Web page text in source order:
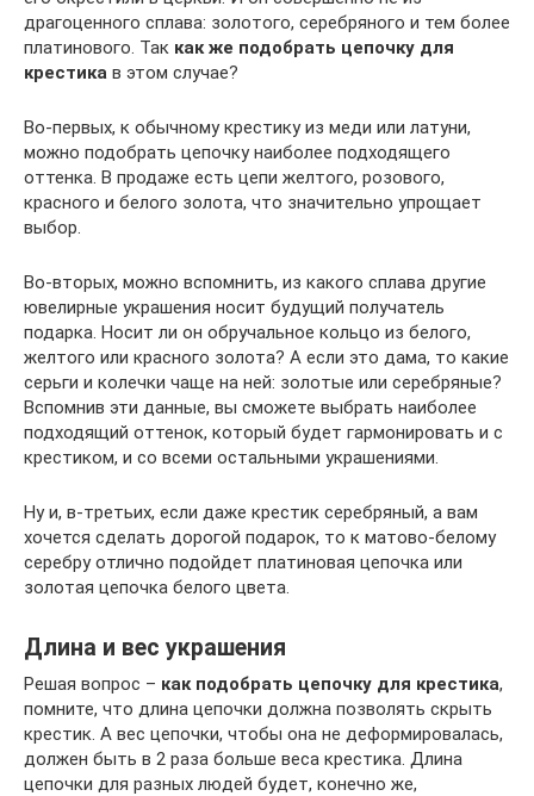
драгоценного сплава: золотого, серебряного и тем более
платинового. Так как же подобрать цепочку для
крестика в этом случае?
Во-первых, к обычному крестику из меди или латуни,
можно подобрать цепочку наиболее подходящего
оттенка. В продаже есть цепи желтого, розового,
красного и белого золота, что значительно упрощает
выбор.
Во-вторых, можно вспомнить, из какого сплава другие
ювелирные украшения носит будущий получатель
подарка. Носит ли он обручальное кольцо из белого,
желтого или красного золота? А если это дама, то какие
серьги и колечки чаще на ней: золотые или серебряные?
Вспомнив эти данные, вы сможете выбрать наиболее
подходящий оттенок, который будет гармонировать и с
крестиком, и со всеми остальными украшениями.
Ну и, в-третьих, если даже крестик серебряный, а вам
хочется сделать дорогой подарок, то к матово-белому
серебру отлично подойдет платиновая цепочка или
золотая цепочка белого цвета.
Длина и вес украшения
Решая вопрос – как подобрать цепочку для крестика,
помните, что длина цепочки должна позволять скрыть
крестик. А вес цепочки, чтобы она не деформировалась,
должен быть в 2 раза больше веса крестика. Длина
цепочки для разных людей будет, конечно же,